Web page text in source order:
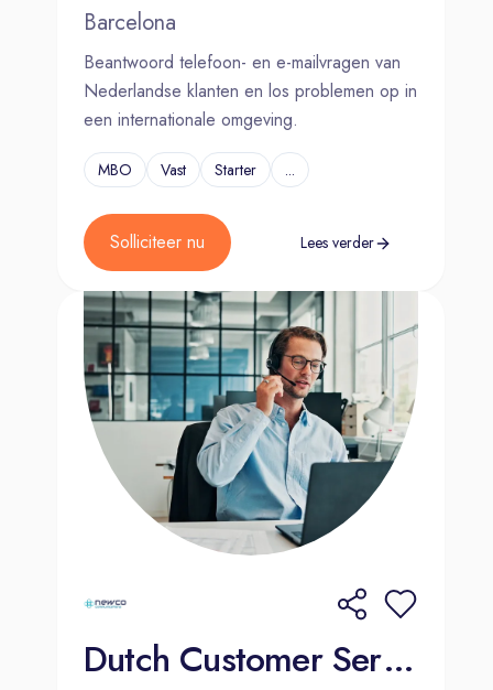
Barcelona
Beantwoord telefoon- en e-mailvragen van
Nederlandse klanten en los problemen op in
een internationale omgeving.
MBO Vast Starter ...
Solliciteer nu Lees verder
Dutch Customer Service Agent | Valencia | Hybrid